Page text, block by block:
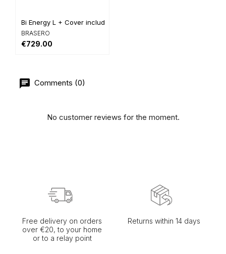
Bi Energy L + Cover included
BRASERO
€729.00
Comments (0)
No customer reviews for the moment.
Free delivery on orders
over €20, to your home
or to a relay point
Returns within 14 days